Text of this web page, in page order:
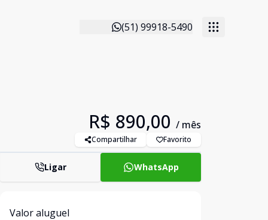
(51) 99918-5490
R$ 890,00 / mês
Compartilhar Favorito
Ligar WhatsApp
Valor aluguel